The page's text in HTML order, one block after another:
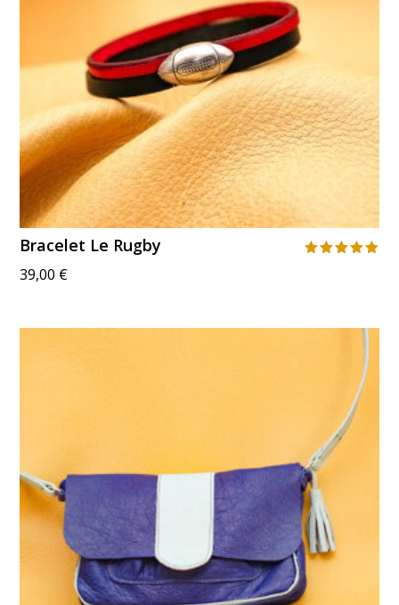
Bracelet Le Rugby
39,00 €